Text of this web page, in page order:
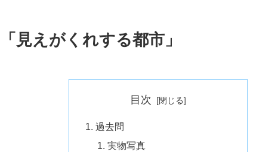
見えがくれする都市」
目次
過去問
実物写真